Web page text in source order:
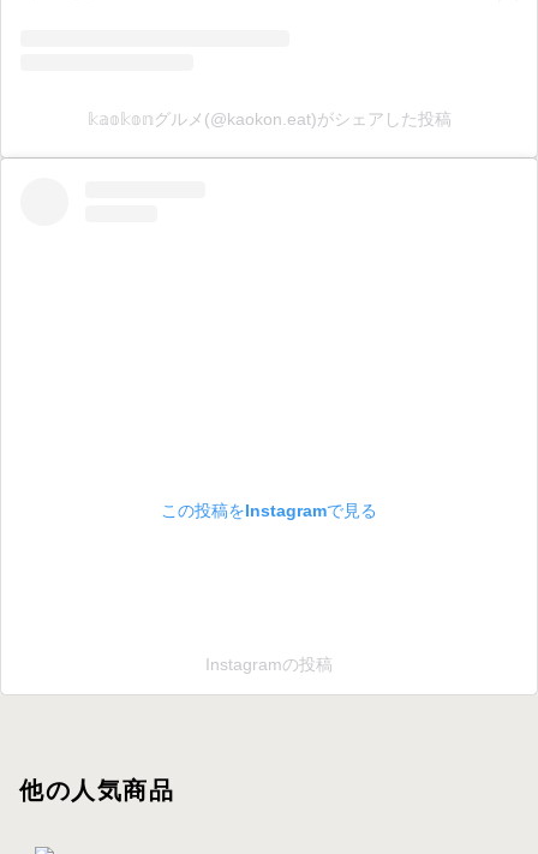
𝕜𝕒𝕠𝕜𝕠𝕟グルメ(@kaokon.eat)がシェアした投稿
この投稿をInstagramで見る
Instagramの投稿
他の人気商品